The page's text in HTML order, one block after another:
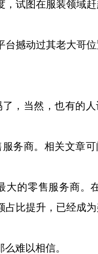
，试图在服装领域
台撼动过其老大哥
，当然，也有的
务商。相关文章
大的零售服务商。
占比提升，已经成
难以相信。